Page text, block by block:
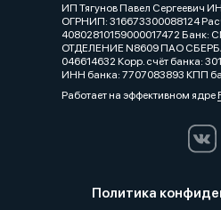
ИП Тягунов Павел Сергеевич
ОГРНИП: 316673300088124
40802810159000017472
ОТДЕЛЕНИЕ N8609 ПАО
046614632 Корр. счёт банка:
ИНН банка: 7707083893 КПП
Работает на эффективном ядре
Политика